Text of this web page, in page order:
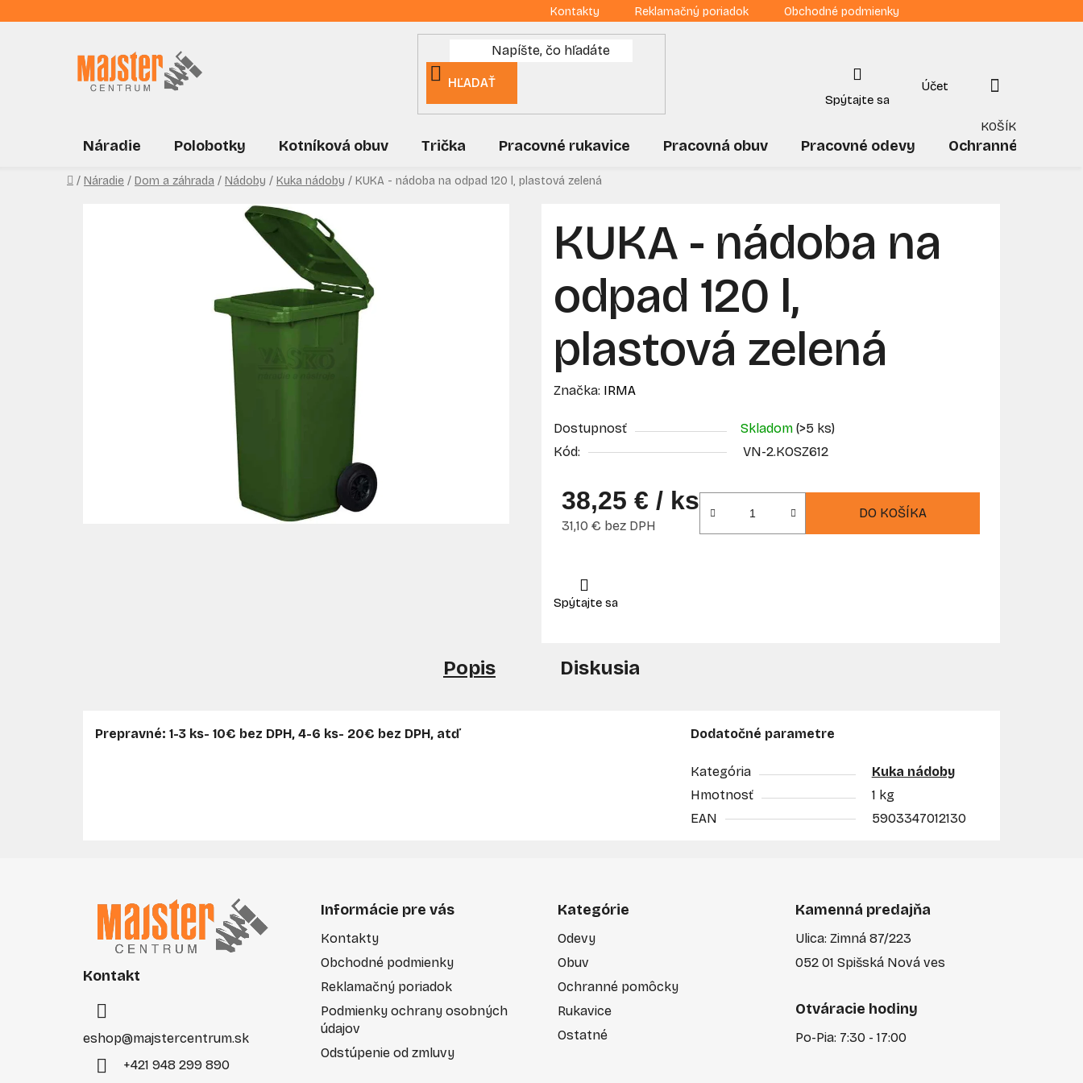
na
Kontakty Reklamačný poriadok Obchodné podmienky
HĽADAŤ
NÁKUPNÝ
KOŠÍK
Náradie Polobotky Kotníková obuv Trička Pracovné rukavice Pracovná obuv Pracovné odevy Ochranné
Domov
/ Náradie / Dom a záhrada / Nádoby / Kuka nádoby / KUKA - nádoba na odpad 120 l, plastová zelená
KUKA - nádoba na
odpad 120 l,
plastová zelená
Značka: IRMA
Dostupnosť Skladom (>5 ks)
Kód:
VN-2.KOSZ612
38,25 € / ks
31,10 € bez DPH
DO KOŠÍKA
Popis Diskusia
Prepravné: 1-3 ks- 10€ bez DPH, 4-6 ks- 20€ bez DPH, atď Dodatočné parametre
Kategória
Kuka nádoby
Hmotnosť
1 kg
EAN
5903347012130
Kontakt
eshop@majstercentrum.sk
+421 948 299 890
Informácie pre vás
Kontakty
Obchodné podmienky
Reklamačný poriadok
Podmienky ochrany osobných
údajov
Odstúpenie od zmluvy
Kategórie
Odevy
Obuv
Ochranné pomôcky
Rukavice
Ostatné
Kamenná predajňa
Ulica: Zimná 87/223
052 01 Spišská Nová ves
Otváracie hodiny
Po-Pia: 7:30 - 17:00